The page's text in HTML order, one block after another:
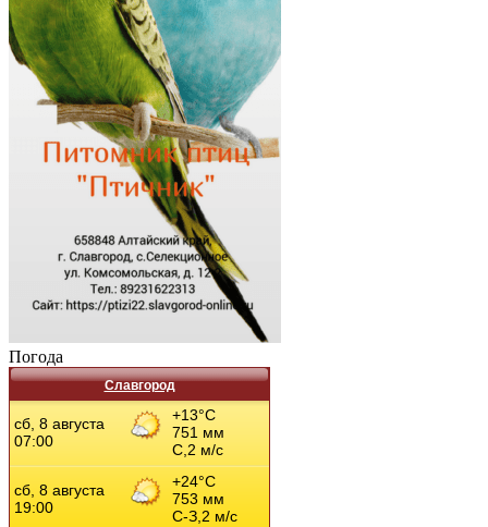
Погода
Славгород